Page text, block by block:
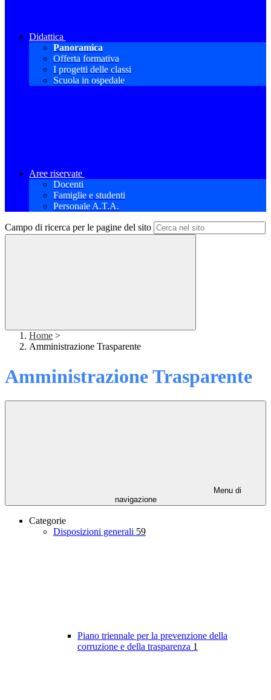
Didattica
Panoramica
Offerta formativa
I progetti delle classi
Scuola in ospedale
Aree riservate
Docenti
Famiglie e studenti
Personale A.T.A.
Campo di ricerca per le pagine del sito
Home >
Amministrazione Trasparente
Amministrazione Trasparente
Menu di
navigazione
Categorie
Disposizioni generali 59
Piano triennale per la prevenzione della
corruzione e della trasparenza 1